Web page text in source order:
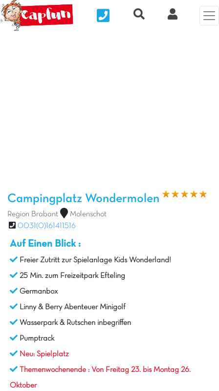
Nous contacterRecherche rapide
Clix
Campingplatz Wondermolen
Region Brabant
Molenschot
0031(0)161411516
Auf Einen Blick :
Freier Zutritt zur Spielanlage Kids Wonderland!
25 Min. zum Freizeitpark Efteling
Germanbox
Linny & Berry Abenteuer Minigolf
Wasserpark & Rutschen inbegriffen
Pumptrack
Neu: Spielplatz
Themenwochenende : Von Freitag 23. bis Montag 26.
Oktober